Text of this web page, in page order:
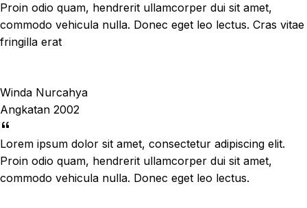
Proin odio quam, hendrerit ullamcorper dui sit amet,
commodo vehicula nulla. Donec eget leo lectus. Cras vitae
fringilla erat
Winda Nurcahya
Angkatan 2002
Lorem ipsum dolor sit amet, consectetur adipiscing elit.
Proin odio quam, hendrerit ullamcorper dui sit amet,
commodo vehicula nulla. Donec eget leo lectus.